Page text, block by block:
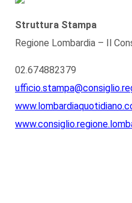
Struttura Stampa
Regione Lombardia – Il
02.674882379